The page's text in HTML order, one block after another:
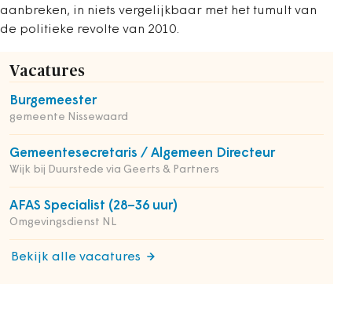
aanbreken, in niets vergelijkbaar met het tumult van
de politieke revolte van 2010.
Vacatures
Burgemeester
gemeente Nissewaard
Gemeentesecretaris / Algemeen Directeur
Wijk bij Duurstede via Geerts & Partners
AFAS Specialist (28–36 uur)
Omgevingsdienst NL
Bekijk alle vacatures